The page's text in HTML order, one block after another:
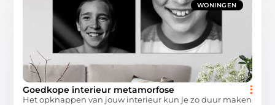
WONINGEN
Goedkope interieur metamorfose
Het opknappen van jouw interieur kun je zo duur maken